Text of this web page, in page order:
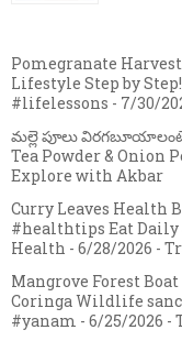
Pomegranate
Lifestyle Step by
#lifelessons - 7/30/
మల్లె పూలు
Tea Powder & Onion
Explore with Akbar
Curry Leaves Health
#healthtips Eat Daily
Health - 6/28/2026 -
Mangrove Forest
Coringa Wildlife
#yanam - 6/25/2026 -